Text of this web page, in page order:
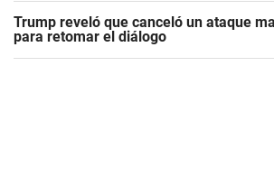
Trump reveló que canceló un ataque
para retomar el diálogo